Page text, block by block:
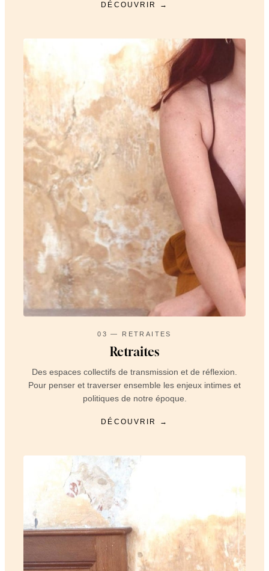
DÉCOUVRIR →
03 — RETRAITES
Retraites
Des espaces collectifs de transmission et de réflexion.
Pour penser et traverser ensemble les enjeux intimes et
politiques de notre époque.
DÉCOUVRIR →